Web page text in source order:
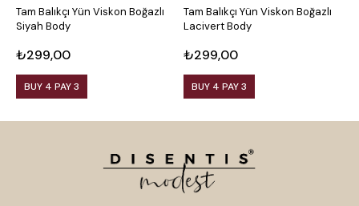
Tam Balıkçı Yün Viskon Boğazlı
Siyah Body
₺299,00
BUY 4 PAY 3
Tam Balıkçı Yün Viskon Boğazlı
Lacivert Body
₺299,00
BUY 4 PAY 3